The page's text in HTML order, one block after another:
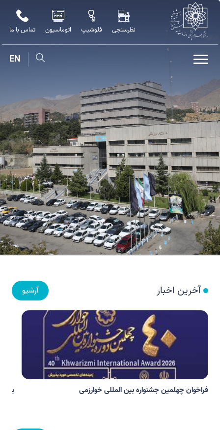
نظرسنجی فلوشیپ اتوماسیون تماس با ما
EN
آخرین اخبار آرشیو
فراخوان چهلمین جشنواره بین المللی خوارزمی